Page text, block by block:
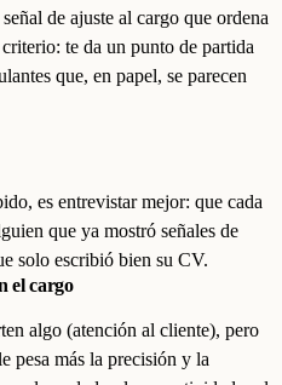
de ajuste al cargo que ordena
te da un punto de partida
que, en papel, se parecen
es entrevistar mejor: que cada
que ya mostró señales de
solo escribió bien su CV.
el cargo
algo (atención al cliente), pero
pesa más la precisión y la